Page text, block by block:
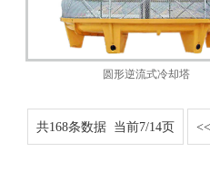
圆形逆流式冷却塔
共168条数据 当前7/14页 <<